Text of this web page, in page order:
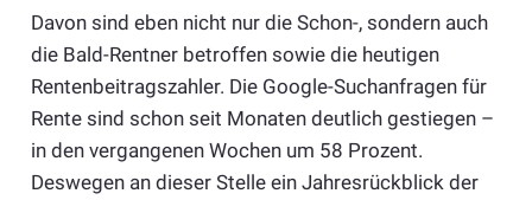
Davon sind eben nicht nur die Schon-, sondern auch
die Bald-Rentner betroffen sowie die heutigen
Rentenbeitragszahler. Die Google-Suchanfragen für
Rente sind schon seit Monaten deutlich gestiegen –
in den vergangenen Wochen um 58 Prozent.
Deswegen an dieser Stelle ein Jahresrückblick der